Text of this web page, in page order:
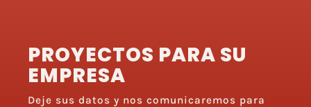
PROYECTOS PARA SU
EMPRESA
Deje sus datos y nos comunicaremos para